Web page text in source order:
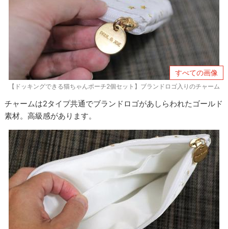
すべての画像
【ドッキングできる猫ちゃんポーチ2個セット】ブランドロゴ入りのチャーム
チャームは2タイプ共通でブランドロゴがあしらわれたゴールド
素材。高級感があります。